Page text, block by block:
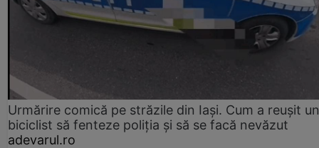
Urmărire comică pe străzile din Iași. Cum a reușit un
biciclist să fenteze poliția și să se facă nevăzut
adevarul.ro